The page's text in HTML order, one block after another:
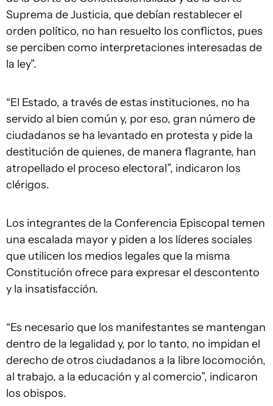
Suprema de Justicia, que debían restablecer el
orden político, no han resuelto los conflictos, pues
se perciben como interpretaciones interesadas de
la ley”.
“El Estado, a través de estas instituciones, no ha
servido al bien común y, por eso, gran número de
ciudadanos se ha levantado en protesta y pide la
destitución de quienes, de manera flagrante, han
atropellado el proceso electoral”, indicaron los
clérigos.
Los integrantes de la Conferencia Episcopal temen
una escalada mayor y piden a los líderes sociales
que utilicen los medios legales que la misma
Constitución ofrece para expresar el descontento
y la insatisfacción.
“Es necesario que los manifestantes se mantengan
dentro de la legalidad y, por lo tanto, no impidan el
derecho de otros ciudadanos a la libre locomoción,
al trabajo, a la educación y al comercio”, indicaron
los obispos.